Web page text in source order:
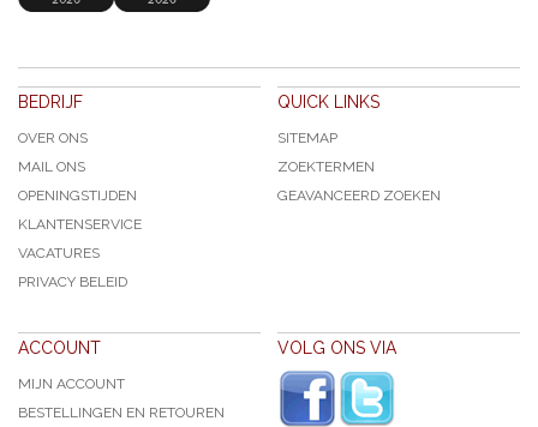
BEDRIJF
OVER ONS
MAIL ONS
OPENINGSTIJDEN
KLANTENSERVICE
VACATURES
PRIVACY BELEID
QUICK LINKS
SITEMAP
ZOEKTERMEN
GEAVANCEERD ZOEKEN
ACCOUNT
MIJN ACCOUNT
BESTELLINGEN EN RETOUREN
VOLG ONS VIA